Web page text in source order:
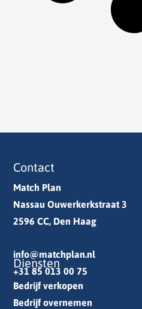
Contact
Match Plan
Nassau Ouwerkerkstraat 3
2596 CC, Den Haag
info@matchplan.nl
+31 85 013 00 75
Diensten
Bedrijf verkopen
Bedrijf overnemen